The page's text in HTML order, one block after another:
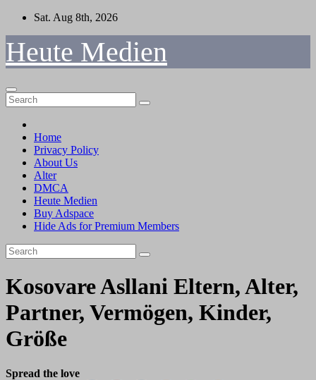
Skip
content
Sat. Aug 8th, 2026
Heute Medien
Home
Privacy Policy
About Us
Alter
DMCA
Heute Medien
Buy Adspace
Hide Ads for Premium Members
Kosovare Asllani Eltern, Alter,
Partner, Vermögen, Kinder,
Größe
Spread the love